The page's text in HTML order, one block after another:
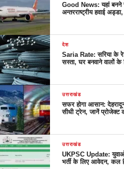
Good News: यहां बनने
अन्तरराष्ट्रीय हवाई
देश
Saria Rate: सरिया के रेट
सस्ता, घर बनवाने वालों
उत्तराखंड
सफर होगा आसान:
सीधी ट्रेन, जानें
उत्तराखंड
UKPSC Update:
भर्ती के लिए आवेदन, कल